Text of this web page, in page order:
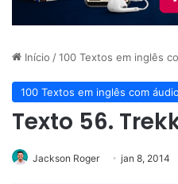
Início /100 Textos em inglês
100 Textos em inglês com
Texto 56.
Jackson Roger jan 8, 2014